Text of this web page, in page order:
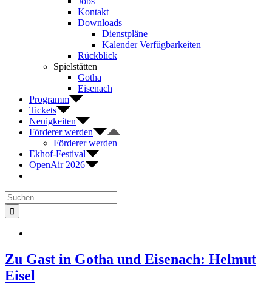
Kontakt
Downloads
Dienstpläne
Kalender Verfügbarkeiten
Rückblick
Spielstätten
Gotha
Eisenach
Programm
Tickets
Neuigkeiten
Förderer werden
Förderer werden
Ekhof-Festival
OpenAir 2026
Suche
nach:
Zu Gast in Gotha und Eisenach: Helmut
Eisel